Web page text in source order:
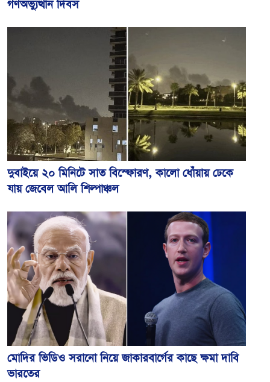
গণঅভ্যুত্থান দিবস
দুবাইয়ে ২০ মিনিটে সাত বিস্ফোরণ, কালো ধোঁয়ায় ঢেকে
যায় জেবেল আলি শিল্পাঞ্চল
মোদির ভিডিও সরানো নিয়ে জাকারবার্গের কাছে ক্ষমা দাবি
ভারতের